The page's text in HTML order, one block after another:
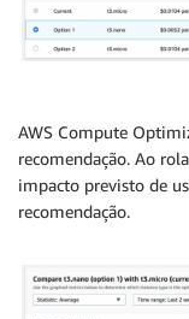
AWS Compute
recomendação. Ao
impacto previsto de
recomendação.